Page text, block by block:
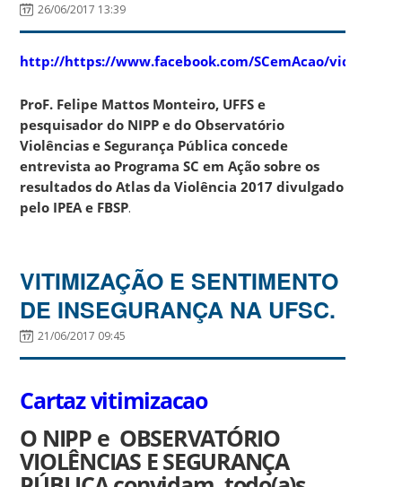
26/06/2017 13:39
http://https://www.facebook.com/SCemAcao/videos/
ProF. Felipe Mattos Monteiro, UFFS e
pesquisador do NIPP e do Observatório
Violências e Segurança Pública concede
entrevista ao ProgramaSC em Ação sobre os
resultados do Atlas da Violência 2017 divulgado
pelo IPEA e FBSP.
VITIMIZAÇÃO E SENTIMENTO
DE INSEGURANÇA NA UFSC.
21/06/2017 09:45
Cartaz vitimizacao
O NIPP e OBSERVATÓRIO
VIOLÊNCIAS E SEGURANÇA